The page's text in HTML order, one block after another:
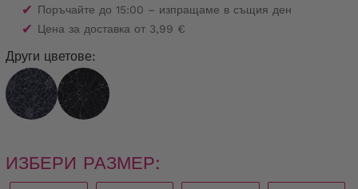
✔ Поръчайте до 15:00 – изпращаме в същия ден
✔ Цена за доставка от 3,99 €
Други цветове:
ИЗБЕРИ РАЗМЕР: